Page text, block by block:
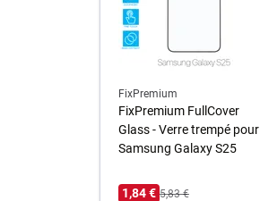
FixPremium
FixPremium FullCover
Glass - Verre trempé pour
Samsung Galaxy S25
1,84 € 5,83 €